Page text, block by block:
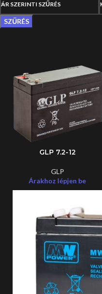
ÁR SZERINTI SZŰRÉS
SZŰRÉS
GLP 7.2-12
GLP
Árakhoz lépjen be